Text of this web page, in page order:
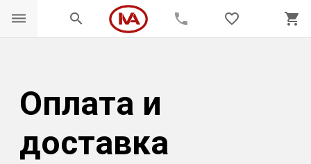
dehaze search phone favorite_border shopping_cart
Оплата и
доставка